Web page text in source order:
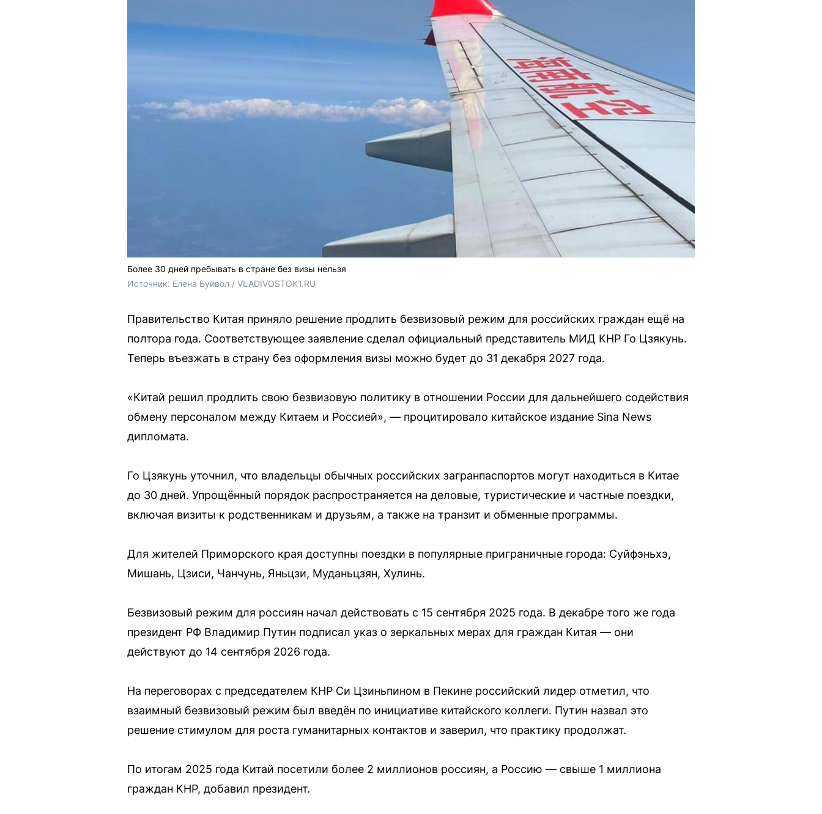
Более 30 дней пребывать в стране без визы нельзя
Источник: Елена Буйвол / VLADIVOSTOK1.RU
Правительство Китая приняло решение продлить безвизовый режим для российских граждан ещё на
полтора года. Соответствующее заявление сделал официальный представитель МИД КНР Го Цзякунь.
Теперь въезжать в страну без оформления визы можно будет до 31 декабря 2027 года.
«Китай решил продлить свою безвизовую политику в отношении России для дальнейшего содействия
обмену персоналом между Китаем и Россией», — процитировало китайское издание Sina News
дипломата.
Го Цзякунь уточнил, что владельцы обычных российских загранпаспортов могут находиться в Китае
до 30 дней. Упрощённый порядок распространяется на деловые, туристические и частные поездки,
включая визиты к родственникам и друзьям, а также на транзит и обменные программы.
Для жителей Приморского края доступны поездки в популярные приграничные города: Суйфэньхэ,
Мишань, Цзиси, Чанчунь, Яньцзи, Муданьцзян, Хулинь.
Безвизовый режим для россиян начал действовать с 15 сентября 2025 года. В декабре того же года
президент РФ Владимир Путин подписал указ о зеркальных мерах для граждан Китая — они
действуют до 14 сентября 2026 года.
На переговорах с председателем КНР Си Цзиньпином в Пекине российский лидер отметил, что
взаимный безвизовый режим был введён по инициативе китайского коллеги. Путин назвал это
решение стимулом для роста гуманитарных контактов и заверил, что практику продолжат.
По итогам 2025 года Китай посетили более 2 миллионов россиян, а Россию — свыше 1 миллиона
граждан КНР, добавил президент.